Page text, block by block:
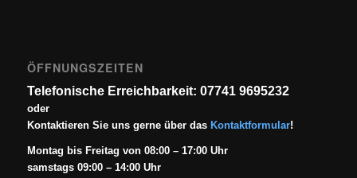
ÖFFNUNGSZEITEN
Telefonische Erreichbarkeit: 07741 9695232
oder
Kontaktieren Sie uns gerne über das Kontaktformular!
Montag bis Freitag von 08:00 – 17:00 Uhr
samstags 09:00 – 14:00 Uhr